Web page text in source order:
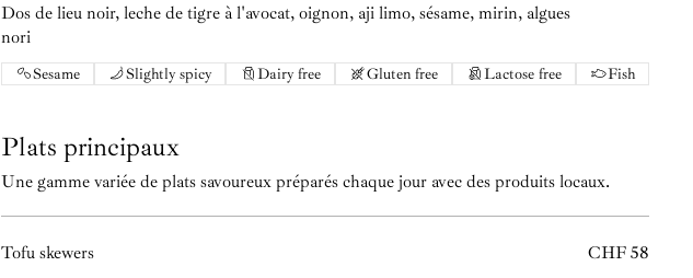
Dos de lieu noir, leche de tigre à l'avocat, oignon, aji limo, sésame, mirin, algues
nori
Sesame Slightly spicy Dairy free Gluten free Lactose free Fish
Plats principaux
Une gamme variée de plats savoureux préparés chaque jour avec des produits locaux.
Tofu skewers
CHF 58